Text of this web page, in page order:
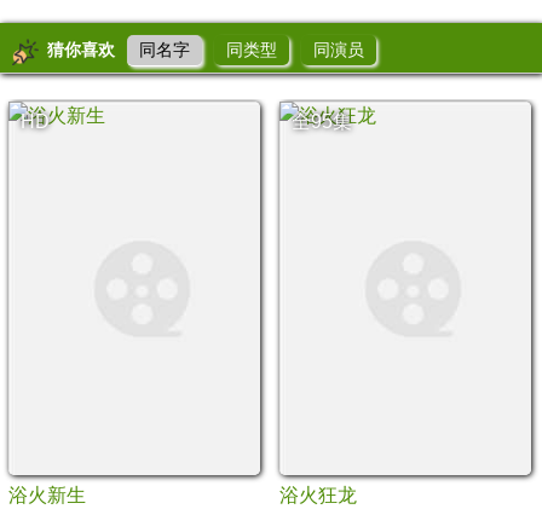
猜你喜欢 同名字 同类型 同演员
HD
浴火新生
全95集
浴火狂龙